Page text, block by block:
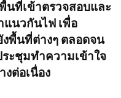
นที่เข้าตรวจสอบและ
แนวกันไฟ เพื่อ
พื้นที่ต่างๆ ตลอดจน
ะชุมทำความเข้าใจ
ต่อเนื่อง